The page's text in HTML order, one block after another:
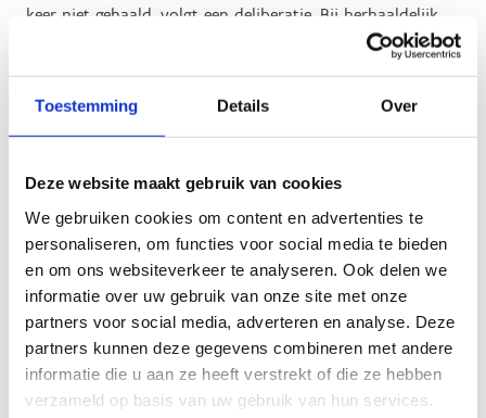
Toestemming Details Over
Deze website maakt gebruik van cookies
We gebruiken cookies om content en advertenties te
personaliseren, om functies voor social media te bieden
en om ons websiteverkeer te analyseren. Ook delen we
informatie over uw gebruik van onze site met onze
partners voor social media, adverteren en analyse. Deze
partners kunnen deze gegevens combineren met andere
informatie die u aan ze heeft verstrekt of die ze hebben
verzameld op basis van uw gebruik van hun services.
keer niet gehaald, volgt een deliberatie. Bij herhaaldelijk
niet behalen van de vooropgestelde doelen is een
contractverlenging niet vanzelfsprekend en wordt het
Topsportcontracten vormen een essentieel onderdeel van
maandloon (volgens het barema van het behaalde
diploma binnen de Vlaamse overheid) en bieden
topsporters de nodige financiële zekerheid om zich
volledig op hun sport te kunnen concentreren.
Naast de individuele tewerkstellingscontracten
ondersteunt Sport Vlaanderen ook het
prestatieprogramma van ongeveer driehonderd